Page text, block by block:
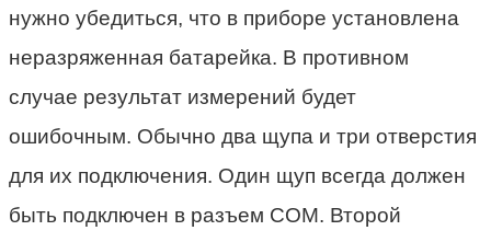
нужно убедиться, что в приборе установлена
неразряженная батарейка. В противном
случае результат измерений будет
ошибочным. Обычно два щупа и три отверстия
для их подключения. Один щуп всегда должен
быть подключен в разъем COM. Второй